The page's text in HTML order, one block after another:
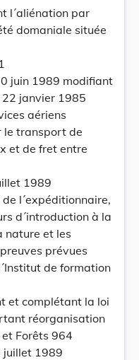
l´aliénation par
domaniale située
juin 1989 modifiant
janvier 1985
aériens
le transport de
et de fret entre
1989
l´expéditionnaire,
d´introduction à la
nature et les
prévues
de formation
et complétant la loi
réorganisation
Forêts 964
juillet 1989